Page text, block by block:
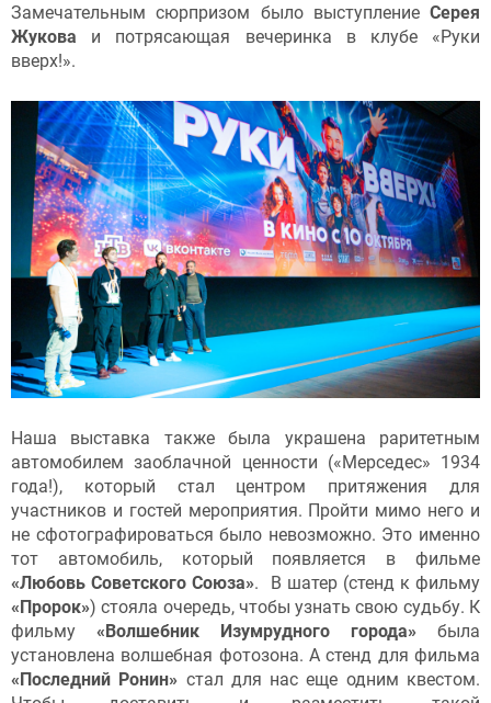
Замечательным сюрпризом было выступление Серея
Жукова и потрясающая вечеринка в клубе «Руки
вверх!».
Наша выставка также была украшена раритетным
автомобилем заоблачной ценности («Мерседес» 1934
года!), который стал центром притяжения для
участников и гостей мероприятия. Пройти мимо него и
не сфотографироваться было невозможно. Это именно
тот автомобиль, который появляется в фильме
«Любовь Советского Союза». В шатер (стенд к фильму
«Пророк») стояла очередь, чтобы узнать свою судьбу. К
фильму «Волшебник Изумрудного города» была
установлена волшебная фотозона. А стенд для фильма
«Последний Ронин» стал для нас еще одним квестом.